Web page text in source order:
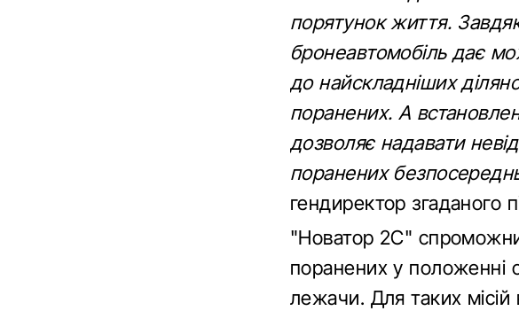
порятунок життя.
бронеавтомобіль дає
до найскладніших
поранених. А
дозволяє надавати
поранених
гендиректор згаданого
"Новатор 2С"
поранених у положенні
лежачи. Для таких місій